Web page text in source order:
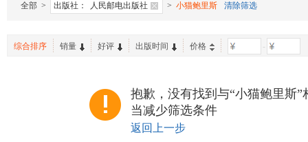
全部 > 出版社： 人民邮电出版社 > 小猫鲍里斯 清除筛选
综合排序 销量 好评 出版时间 价格 -
抱歉，没有找到与“小猫鲍里斯
当减少筛选条件
返回上一步